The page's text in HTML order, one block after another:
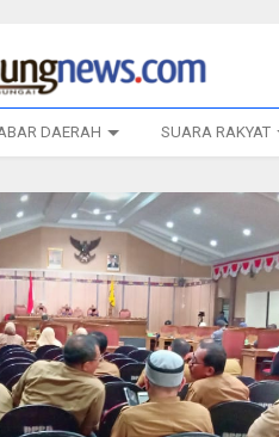
DAERAH SUARA RAKYAT